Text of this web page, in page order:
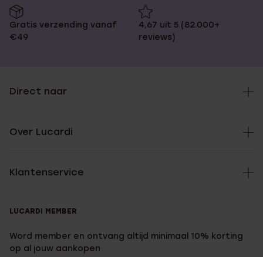
Gratis verzending vanaf
€49
4,67 uit 5 (82.000+
reviews)
Direct naar
Over Lucardi
Klantenservice
LUCARDI MEMBER
Word member en ontvang altijd minimaal 10% korting
op al jouw aankopen